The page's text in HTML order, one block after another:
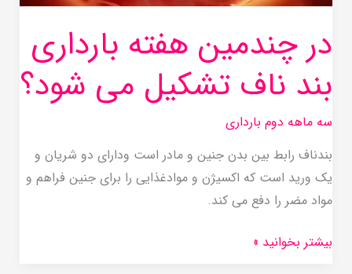
در چندمین هفته بارداری
بند ناف تشکیل می شود؟
سه ماهه دوم بارداری
بندناف رابط بین بدن جنین و مادر است ودارای دو شریان و
یک ورید است که اکسیژن و موادغذایی را برای جنین فراهم و
مواد مضر را دفع می کند.
می
شود؟
بیشتر بخوانید »